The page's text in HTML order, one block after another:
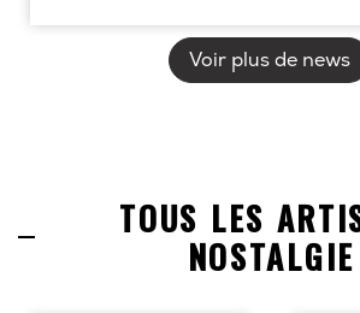
Voir plus de news
TOUS LES
NOSTALGIE